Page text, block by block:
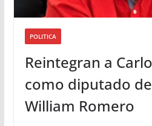
POLITICA
Reintegran a
como diputado
William Romero